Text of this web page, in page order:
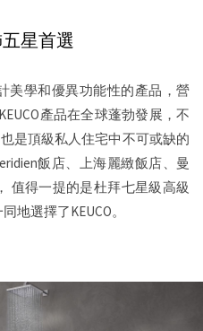
星首選
美學和優異功能性的產品，營
產品在全球蓬勃發展，不
也是頂級私人住宅中不可或缺的
飯店、上海麗緻飯店、曼
值得一提的是杜拜七星級高級
地選擇了KEUCO。